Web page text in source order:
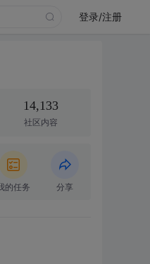
登录/注册
14,133
社区内容
的任务 分享